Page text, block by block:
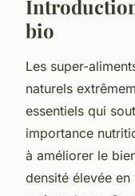
bio
Les super-
naturels
essentiels qui
importance
à améliorer le
densité élevée